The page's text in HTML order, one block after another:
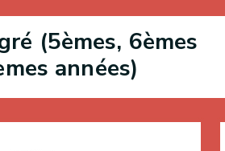
(5èmes, 6èmes
années)